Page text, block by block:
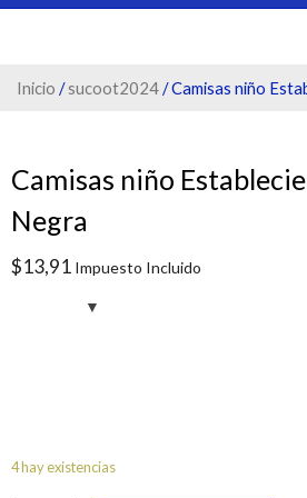
Inicio /sucoot2024/ Camisas niño
Camisas niño
Negra
$13,91 Impuesto Incluido
4 hay existencias